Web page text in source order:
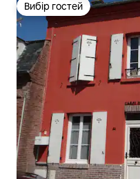
Вибір гостей
Вибір гостей